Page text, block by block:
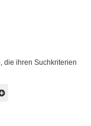
die ihren Suchkriterien